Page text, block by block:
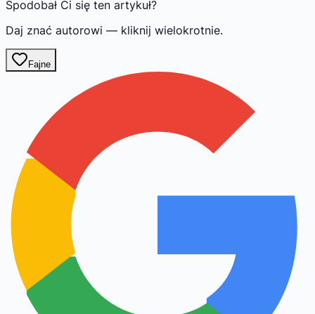
Spodobał Ci się ten artykuł?
Daj znać autorowi — kliknij wielokrotnie.
Fajne